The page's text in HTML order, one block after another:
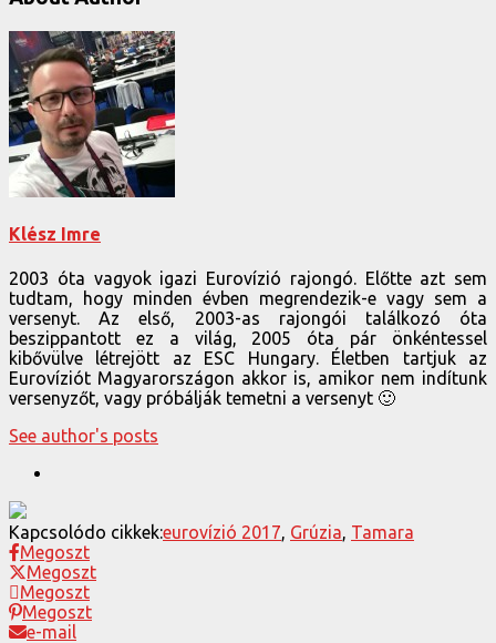
Klész Imre
2003 óta vagyok igazi Eurovízió rajongó. Előtte azt sem
tudtam, hogy minden évben megrendezik-e vagy sem a
versenyt. Az első, 2003-as rajongói találkozó óta
beszippantott ez a világ, 2005 óta pár önkéntessel
kibővülve létrejött az ESC Hungary. Életben tartjuk az
Eurovíziót Magyarországon akkor is, amikor nem indítunk
versenyzőt, vagy próbálják temetni a versenyt 🙂
See author's posts
Kapcsolódo cikkek:eurovízió 2017 Grúzia Tamara
Megoszt
Megoszt
Megoszt
Megoszt
e-mail